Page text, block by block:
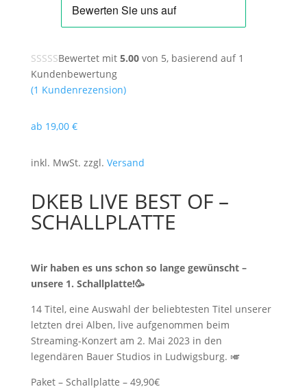
Bewertet mit 5.00von 5, basierend auf 1
Kundenbewertung
(1 Kundenrezension)
ab 19,00 €
inkl. MwSt. zzgl. Versand
DKEB LIVE BEST OF –
SCHALLPLATTE
Wir haben es uns schon so lange gewünscht –
unsere 1. Schallplatte!🥳
14 Titel, eine Auswahl der beliebtesten Titel unserer
letzten drei Alben,live aufgenommen beim
Streaming-Konzert am 2. Mai 2023 in den
legendären Bauer Studios in Ludwigsburg. 🎺
Paket – Schallplatte – 49,90€